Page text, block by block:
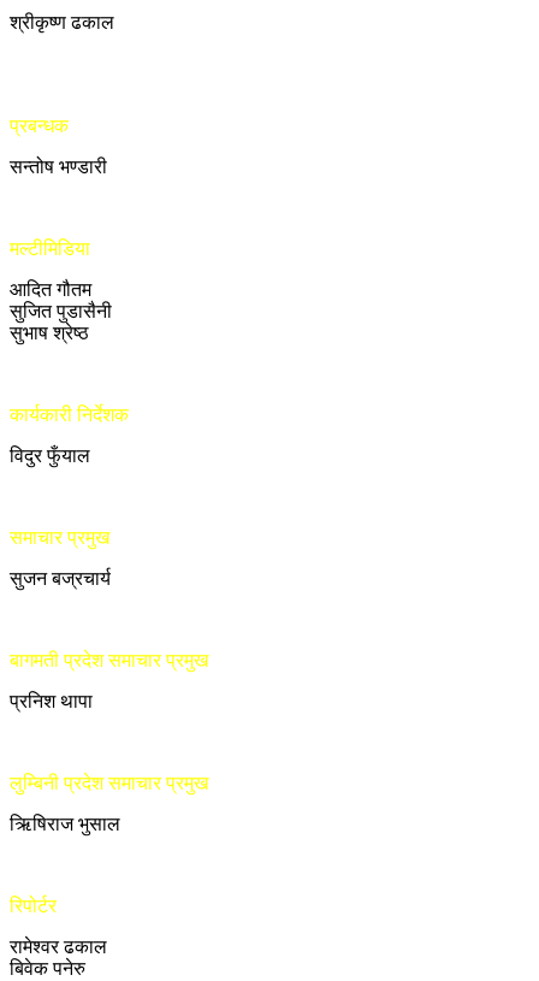
श्रीकृष्ण ढकाल
प्रबन्धक
सन्तोष भण्डारी
मल्टीमिडिया
आदित गौतम
सुजित पुडासैनी
सुभाष श्रेष्ठ
कार्यकारी निर्देशक
विदुर फुँयाल
समाचार प्रमुख
सुजन बज्रचार्य
बागमती प्रदेश समाचार प्रमुख
प्रनिश थापा
लुम्बिनी प्रदेश समाचार प्रमुख
ऋिषिराज भुसाल
रिपोर्टर
रामेश्वर ढकाल
बिवेक पनेरु